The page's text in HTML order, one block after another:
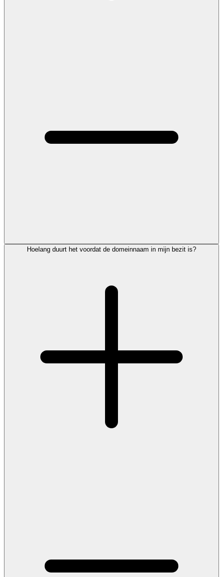
Hoelang duurt het voordat de domeinnaam in mijn bezit is?